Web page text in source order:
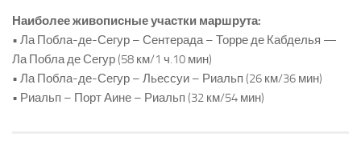
Наиболее живописные участки маршрута:
• Ла Побла-де-Сегур – Сентерада – Торре де Кабделья —
Ла Побла де Сегур (58 км/1 ч.10 мин)
• Ла Побла-де-Сегур – Льессуи – Риальп (26 км/36 мин)
• Риальп – Порт Аине – Риальп (32 км/54 мин)